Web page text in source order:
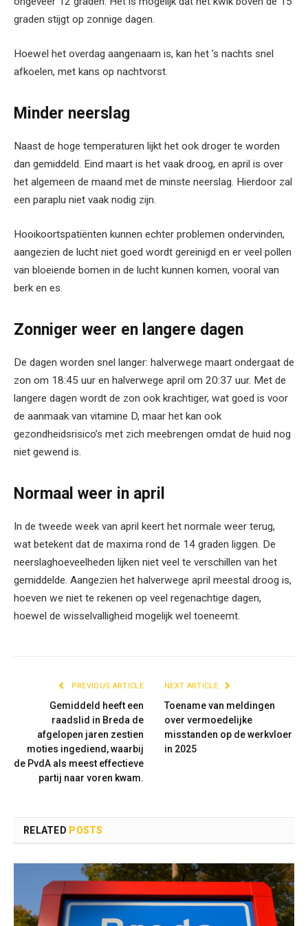
graden stijgt op zonnige dagen.
Hoewel het overdag aangenaam is, kan het ’s nachts snel
afkoelen, met kans op nachtvorst.
Minder neerslag
Naast de hoge temperaturen lijkt het ook droger te worden
dan gemiddeld. Eind maart is het vaak droog, en april is over
het algemeen de maand met de minste neerslag. Hierdoor zal
een paraplu niet vaak nodig zijn.
Hooikoortspatiënten kunnen echter problemen ondervinden,
aangezien de lucht niet goed wordt gereinigd en er veel pollen
van bloeiende bomen in de lucht kunnen komen, vooral van
berk en es.
Zonniger weer en langere dagen
De dagen worden snel langer: halverwege maart ondergaat de
zon om 18:45 uur en halverwege april om 20:37 uur. Met de
langere dagen wordt de zon ook krachtiger, wat goed is voor
de aanmaak van vitamine D, maar het kan ook
gezondheidsrisico’s met zich meebrengen omdat de huid nog
niet gewend is.
Normaal weer in april
In de tweede week van april keert het normale weer terug,
wat betekent dat de maxima rond de 14 graden liggen. De
neerslaghoeveelheden lijken niet veel te verschillen van het
gemiddelde. Aangezien het halverwege april meestal droog is,
hoeven we niet te rekenen op veel regenachtige dagen,
hoewel de wisselvalligheid mogelijk wel toeneemt.
PREVIOUS ARTICLE
Gemiddeld heeft een
raadslid in Breda de
afgelopen jaren zestien
moties ingediend, waarbij
de PvdA als meest effectieve
partij naar voren kwam.
NEXT ARTICLE
Toename van meldingen
over vermoedelijke
misstanden op de werkvloer
in 2025
RELATED POSTS